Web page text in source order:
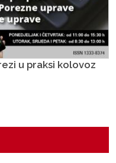
u praksi kolovoz